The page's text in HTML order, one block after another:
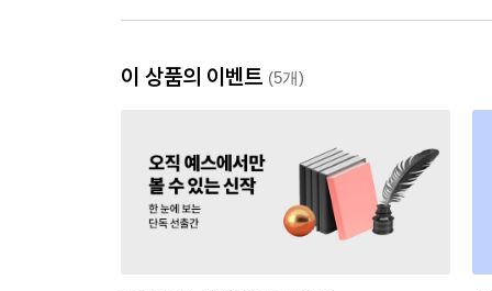
이 상품의 이벤트 (5개)